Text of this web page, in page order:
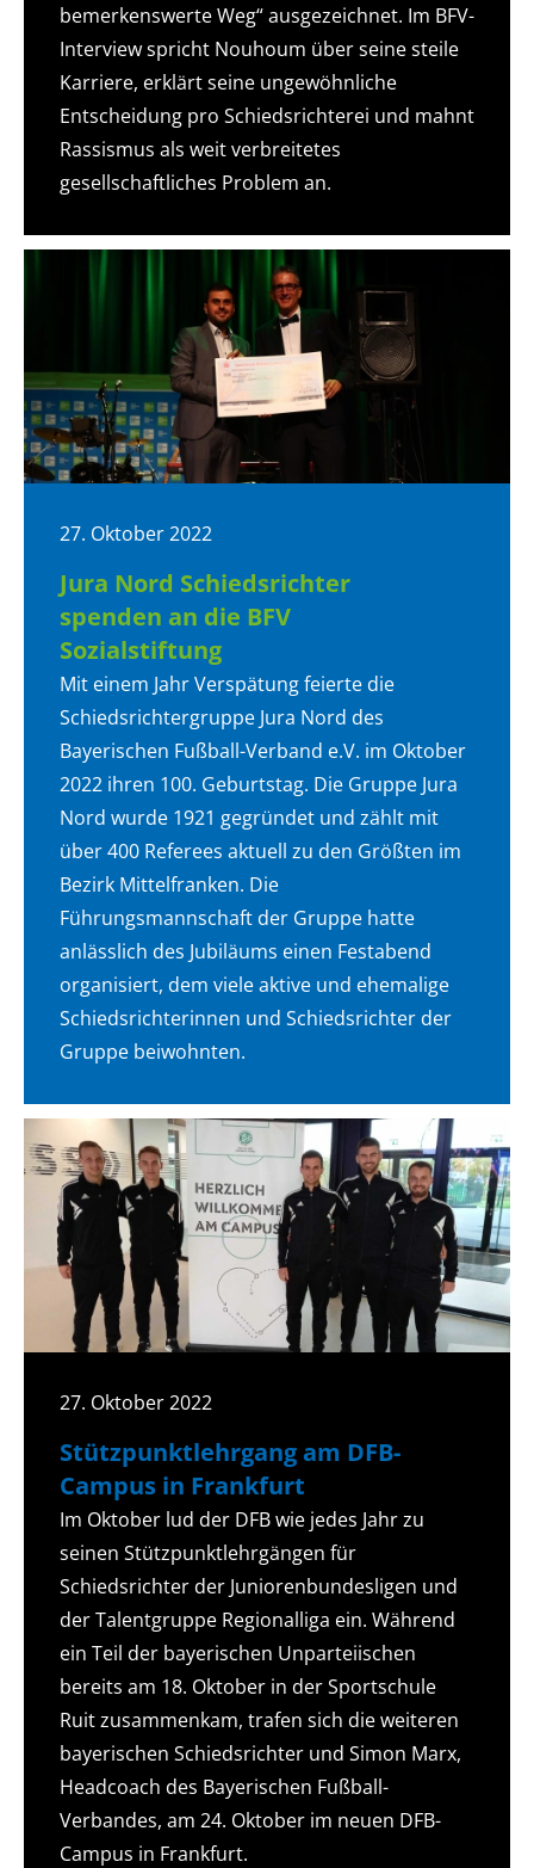
bemerkenswerte Weg“ ausgezeichnet. Im BFV-
Interview spricht Nouhoum über seine steile
Karriere, erklärt seine ungewöhnliche
Entscheidung pro Schiedsrichterei und mahnt
Rassismus als weit verbreitetes
gesellschaftliches Problem an.
27. Oktober 2022
Jura Nord Schiedsrichter
spenden an die BFV
Sozialstiftung
Mit einem Jahr Verspätung feierte die
Schiedsrichtergruppe Jura Nord des
Bayerischen Fußball-Verband e.V. im Oktober
2022 ihren 100. Geburtstag. Die Gruppe Jura
Nord wurde 1921 gegründet und zählt mit
über 400 Referees aktuell zu den Größten im
Bezirk Mittelfranken. Die
Führungsmannschaft der Gruppe hatte
anlässlich des Jubiläums einen Festabend
organisiert, dem viele aktive und ehemalige
Schiedsrichterinnen und Schiedsrichter der
Gruppe beiwohnten.
27. Oktober 2022
Stützpunktlehrgang am DFB-
Campus in Frankfurt
Im Oktober lud der DFB wie jedes Jahr zu
seinen Stützpunktlehrgängen für
Schiedsrichter der Juniorenbundesligen und
der Talentgruppe Regionalliga ein. Während
ein Teil der bayerischen Unparteiischen
bereits am 18. Oktober in der Sportschule
Ruit zusammenkam, trafen sich die weiteren
bayerischen Schiedsrichter und Simon Marx,
Headcoach des Bayerischen Fußball-
Verbandes, am 24. Oktober im neuen DFB-
Campus in Frankfurt.